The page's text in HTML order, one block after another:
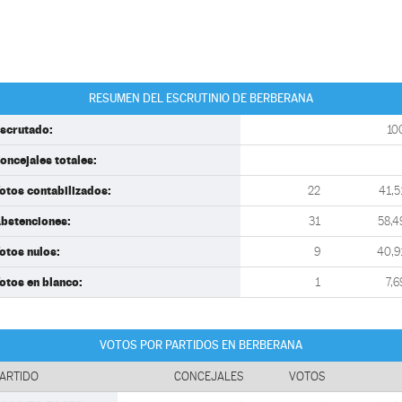
RESUMEN DEL ESCRUTINIO DE BERBERANA
totales:
contabilizados: 22
31
nulos: 9
en blanco: 1
VOTOS POR PARTIDOS EN BERBERANA
CONCEJALES VOTOS